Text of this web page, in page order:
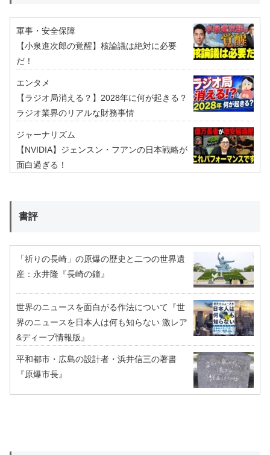
軍事・安全保障
【小泉進次郎の覚醒】核論議は絶対に必要
だ！
エンタメ
【ラジオ局消える？】2028年に何が起きる？
ラジオ業界のリアルな財務事情
ジャーナリズム
【NVIDIA】ジェンスン・フアンの日本戦略が
面白過ぎる！
書評
「祈りの長崎」の原爆の歴史と二つの世界遺
産：永井隆『長崎の鐘』
世界のニュースを面白がる作法について『世
界のニュースを日本人は何も知らない 激レア
&ディープ情報版』
平和都市・広島の設計者・浜井信三の著書
『原爆市長』